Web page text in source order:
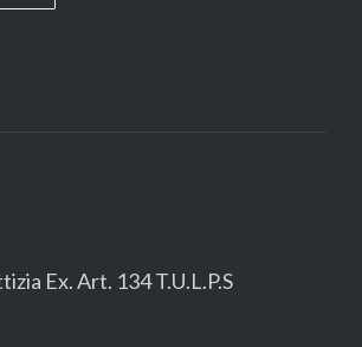
Ex. Art. 134 T.U.L.P.S